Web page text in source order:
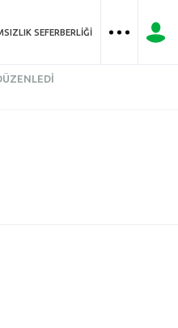
SEFERBERLIĞI